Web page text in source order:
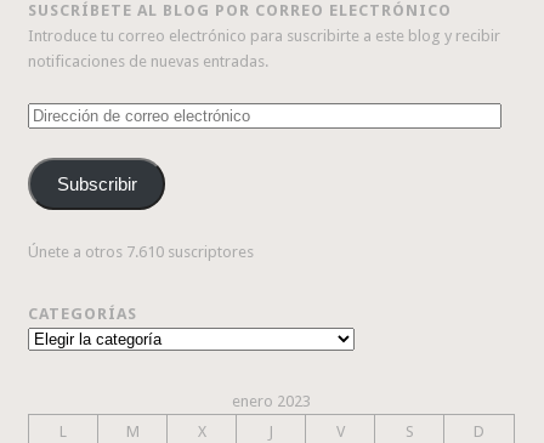
SUSCRÍBETE AL BLOG POR CORREO ELECTRÓNICO
Introduce tu correo electrónico para suscribirte a este blog y recibir
notificaciones de nuevas entradas.
Dirección
correo
electrónico
Subscribir
Únete a otros 7.610 suscriptores
CATEGORÍAS
Categorías
enero 2023
L
M X J V S
D